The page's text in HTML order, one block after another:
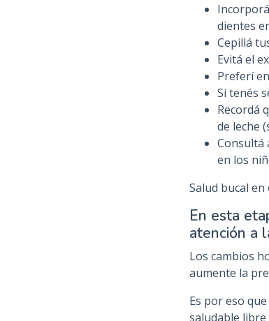
dientes
Cepillá
Evitá el
Preferí
Si tenés
Recordá
de leche
Consultá
en los
Salud bucal
En esta
atención a
Los cambios
aumente la
Es por eso
saludable libre